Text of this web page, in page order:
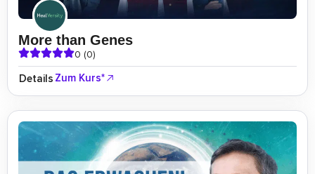
More than Genes
0 (0)
Details Zum Kurs*